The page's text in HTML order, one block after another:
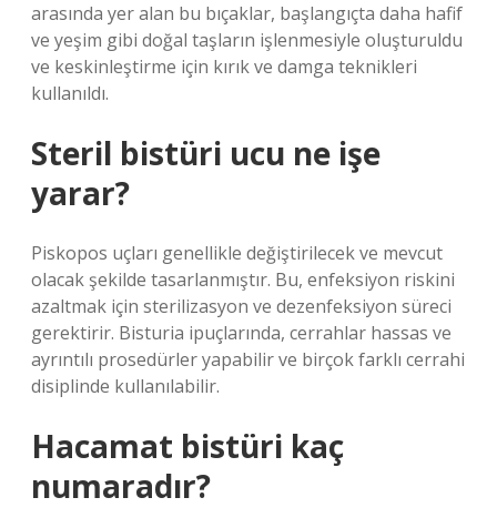
arasında yer alan bu bıçaklar, başlangıçta daha hafif
ve yeşim gibi doğal taşların işlenmesiyle oluşturuldu
ve keskinleştirme için kırık ve damga teknikleri
kullanıldı.
Steril bistüri ucu ne işe
yarar?
Piskopos uçları genellikle değiştirilecek ve mevcut
olacak şekilde tasarlanmıştır. Bu, enfeksiyon riskini
azaltmak için sterilizasyon ve dezenfeksiyon süreci
gerektirir. Bisturia ipuçlarında, cerrahlar hassas ve
ayrıntılı prosedürler yapabilir ve birçok farklı cerrahi
disiplinde kullanılabilir.
Hacamat bistüri kaç
numaradır?